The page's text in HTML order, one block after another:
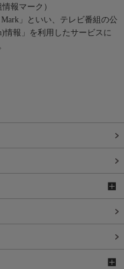
報マーク）
」といい、テレビ番組の公
情報」を利用したサービスに